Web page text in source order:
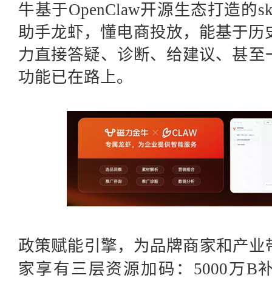
牛基于OpenClaw开源生态打造的
助手龙虾，懂电商投放，能基于
力直接答疑、诊断、给建议、甚
功能已在路上。
政策赋能引擎，为品牌商家和产
家享有三层资源加码： 5000万B